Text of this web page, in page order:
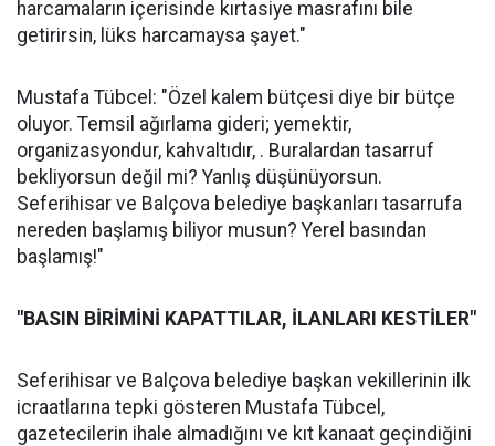
harcamaların içerisinde kırtasiye masrafını bile
getirirsin, lüks harcamaysa şayet."
Mustafa Tübcel: "Özel kalem bütçesi diye bir bütçe
oluyor. Temsil ağırlama gideri; yemektir,
organizasyondur, kahvaltıdır, . Buralardan tasarruf
bekliyorsun değil mi? Yanlış düşünüyorsun.
Seferihisar ve Balçova belediye başkanları tasarrufa
nereden başlamış biliyor musun? Yerel basından
başlamış!"
"BASIN BİRİMİNİ KAPATTILAR, İLANLARI KESTİLER"
Seferihisar ve Balçova belediye başkan vekillerinin ilk
icraatlarına tepki gösteren Mustafa Tübcel,
gazetecilerin ihale almadığını ve kıt kanaat geçindiğini